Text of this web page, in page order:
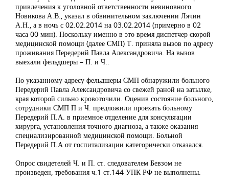
привлечения к уголовной ответственности невиновного
Новикова А.В., указал в обвинительном заключении Лячин
А.Н., а в ночь с 02.02.2014 на 03.02.2014 (примерно в 02
часа 00 мин). Поскольку именно в это время диспетчер скорой
медицинской помощи (далее СМП) Т. приняла вызов по адресу
проживания Передерий Павла Александровича. На вызов
выехали фельдшеры – П. и Ч..
По указанному адресу фельдшеры СМП обнаружили больного
Передерий Павла Александровича со свежей раной на затылке,
края которой сильно кровоточили. Оценив состояние больного,
сотрудники СМП П и Ч. предложили проехать больному
Передерий П.А. в приемное отделение для консультации
хирурга, установления точного диагноза, а также оказания
специализированной медицинской помощи. Больной
Передерий П.А от госпитализации категорически отказался.
Опрос свидетелей Ч. и П. ст. следователем Бевзом не
произведен, требования ч.1 ст.144 УПК РФ не выполнены.